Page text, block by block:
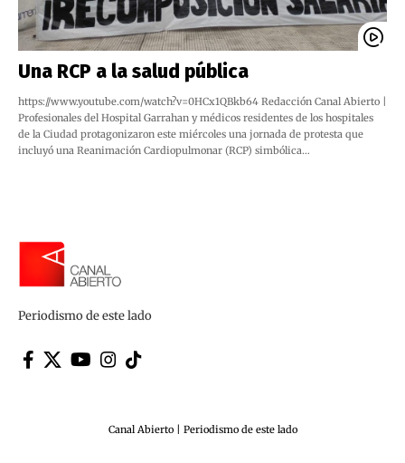
Una RCP a la salud pública
https://www.youtube.com/watch?v=0HCx1QBkb64 Redacción Canal Abierto |
Profesionales del Hospital Garrahan y médicos residentes de los hospitales
de la Ciudad protagonizaron este miércoles una jornada de protesta que
incluyó una Reanimación Cardiopulmonar (RCP) simbólica…
Periodismo de este lado
Canal Abierto | Periodismo de este lado